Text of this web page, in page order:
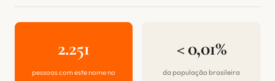
2.251
pessoas com este nome no
< 0,01%
da população brasileira